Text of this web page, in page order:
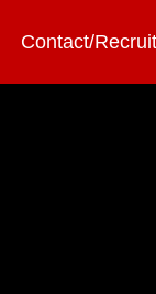
Contact/Recruit